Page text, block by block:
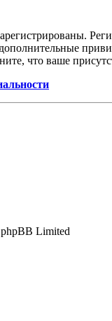
что ваше
Limited